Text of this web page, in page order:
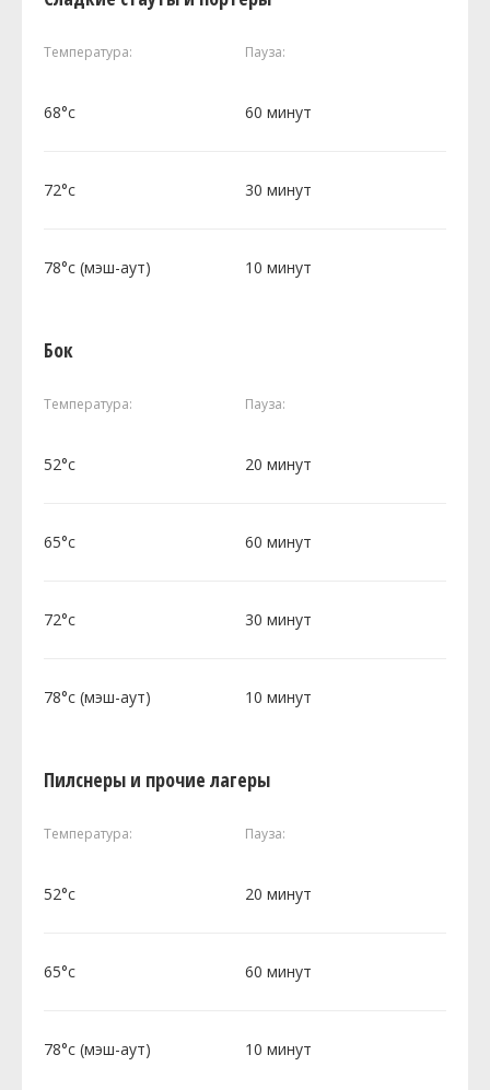
Температура: Пауза:
68°c 60 минут
72°c 30 минут
78°c (мэш-аут) 10 минут
Бок
Температура: Пауза:
52°c 20 минут
65°c 60 минут
72°c 30 минут
78°c (мэш-аут) 10 минут
Пилснеры и прочие лагеры
Температура: Пауза:
52°c 20 минут
65°c 60 минут
78°c (мэш-аут) 10 минут